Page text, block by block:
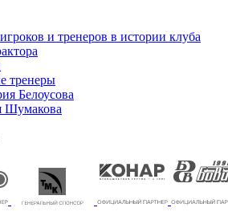
и тренеров в истории клуба
тренеры
Белоусова